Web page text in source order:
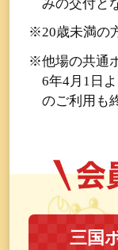
みの交付と
※20歳未満の
※他場の共通
6年4月1日
のご利用も
三国